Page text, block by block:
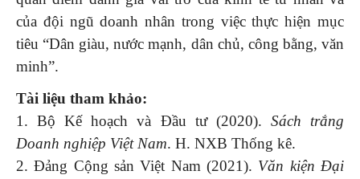
của đội ngũ doanh nhân trong việc thực hiện mục
tiêu “Dân giàu, nước mạnh, dân chủ, công bằng, văn
minh”.
Tài liệu tham khảo:
1. Bộ Kế hoạch và Đầu tư (2020). Sách trắng
Doanh nghiệp Việt Nam. H. NXB Thống kê.
2. Đảng Cộng sản Việt Nam (2021). Văn kiện Đại